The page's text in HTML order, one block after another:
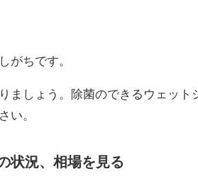
がちです。
ましょう。除菌のできるウェット
い。
状況、相場を見る